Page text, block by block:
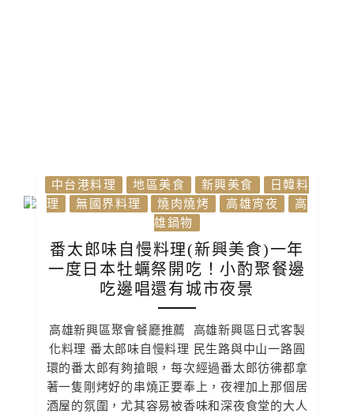
中台港料理 地區美食 新興美食
日韓料
理
無國界料理 燒肉燒烤 高雄宵夜
高
雄鍋物
番太郎味自慢料理(新興美食)一年
一度日本牡蠣祭開吃！小酌聚餐邊
吃邊唱還有城市夜景
高雄新興區聚會餐廳推薦 高雄新興區日式客製
化料理 番太郎味自慢料理 民生路與中山一路圓
環的番太郎有夠搶眼，每次經過番太郎彷彿都拿
著一隻剛烤好的串燒正要奉上，夜裡加上那個居
酒屋的氛圍，尤其容易被香味和深夜食堂的大人